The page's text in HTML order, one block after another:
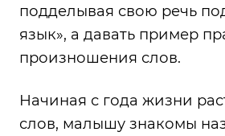
подделывая свою речь
язык», а давать пример
произношения слов.
Начиная с года жизни
слов, малышу знакомы